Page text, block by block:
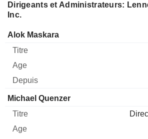
Dirigeants et Administrateurs:
Inc.
Dirigeant Titre
Alok Maskara
Michael Quenzer